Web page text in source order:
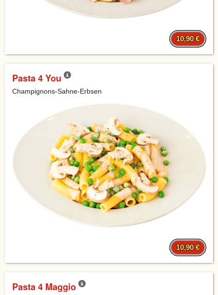
10,90 €
Pasta 4 You
Champignons-Sahne-Erbsen
10,90 €
Pasta 4 Maggio